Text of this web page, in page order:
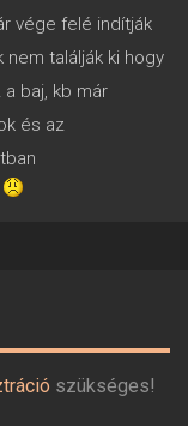
vége felé indítják
találják ki hogy
baj, kb már
és az
szükséges!